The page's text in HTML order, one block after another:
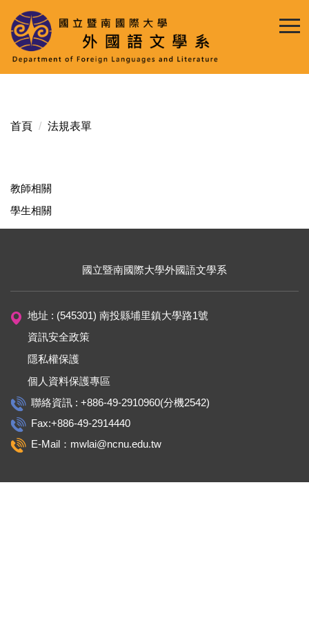
到
主
要
內
首頁
法規表單
教師相關
學生相關
國立暨南國際大學外國語文學系
地址 : (545301) 南投縣埔里鎮大學路1號
資訊安全政策
隱私權保護
個人資料保護專區
聯絡資訊 : +886-49-2910960(分機2542)
Fax:+886-49-2914440
E-Mail：mwlai@ncnu.edu.tw